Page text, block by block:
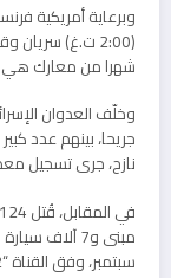
وبرعاية أمريكية
شهرا من معارك هي
نازح، جرى تسجيل معظمهم بعد 23
مبنى و7 آلاف
سبتمبر، وفق القناة “12” وصحيفة “يديعوت أحرونوت” العبريتين.